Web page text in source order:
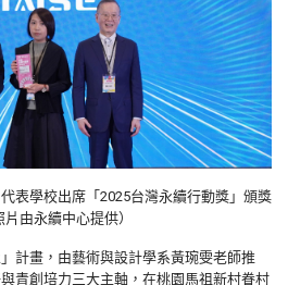
表學校出席「2025台灣永續行動獎」頒獎
由永續中心提供）
計畫，由藝術與設計學系黃琬雯老師推
青創培力三大主軸，在桃園馬祖新村眷村